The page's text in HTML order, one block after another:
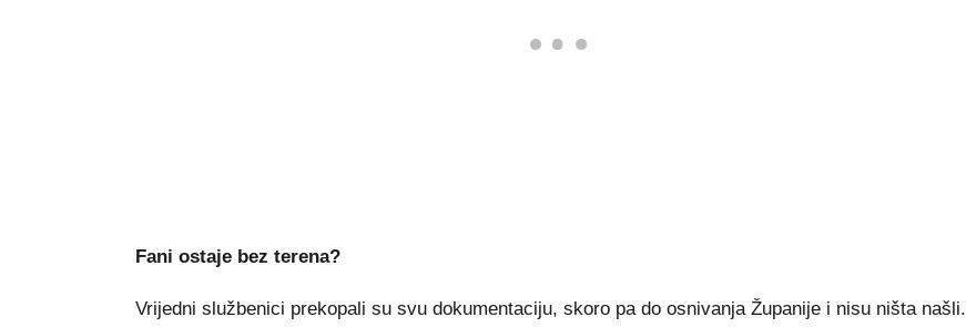
Fani ostaje bez terena?
Vrijedni službenici prekopali su svu dokumentaciju, skoro pa do osnivanja Županije i nisu ništa našli.